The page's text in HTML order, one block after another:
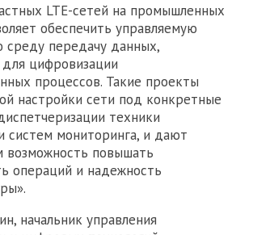
LTE-сетей на промышленных
обеспечить управляемую
передачу данных,
цифровизации
процессов. Такие проекты
настройки сети под конкретные
техники
систем мониторинга, и дают
возможность повышать
операций и надежность
начальник управления